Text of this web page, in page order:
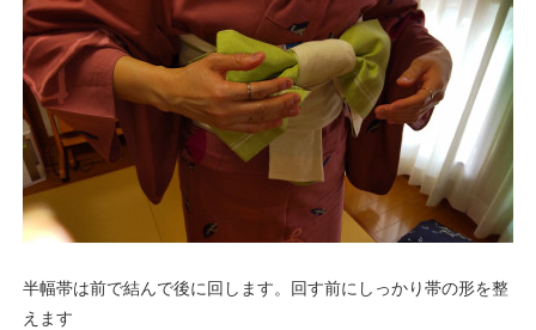
半幅帯は前で結んで後に回します。回す前にしっかり帯の形を整
えます